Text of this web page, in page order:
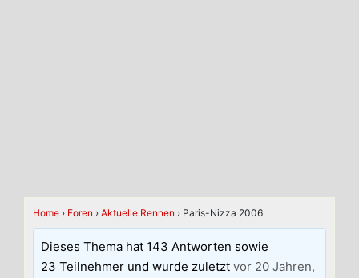
Home › Foren › Aktuelle Rennen › Paris-Nizza 2006
Dieses Thema hat 143 Antworten sowie
23 Teilnehmer und wurde zuletztvor 20 Jahren,